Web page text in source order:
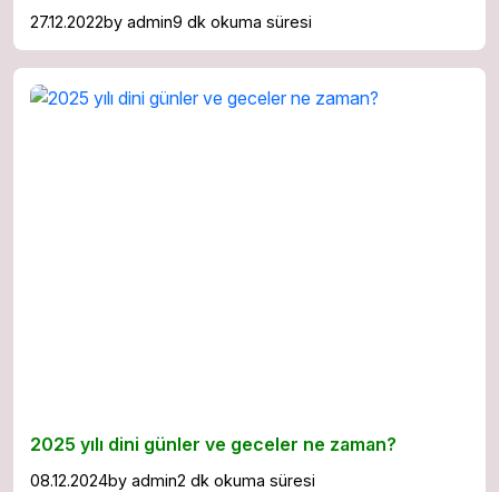
27.12.2022by admin9 dk okuma süresi
2025 yılı dini günler ve geceler ne zaman?
08.12.2024by admin2 dk okuma süresi